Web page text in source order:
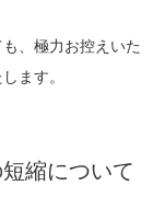
、極力お控えいた
ます。
縮について